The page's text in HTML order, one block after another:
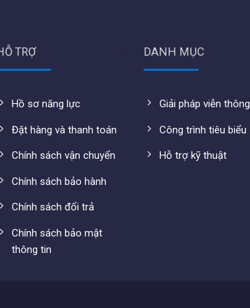
VLAN/DHCP Server/Firewall/QoS.
TRỢ
Hồ sơ năng lực
Đặt hàng và thanh toán
Chính sách vận chuyển
Chính sách bảo hành
Chính sách đổi trả
Chính sách bảo mật
thông tin
DANH MỤC
Giải pháp viễn thông
Công trình tiêu biểu
Hỗ trợ kỹ thuật